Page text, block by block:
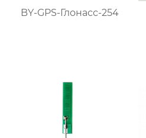
BY-GPS-Глонасс-254